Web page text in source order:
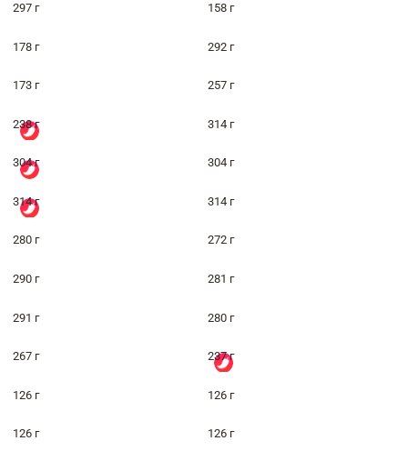
297 г 158 г
178 г 292 г
173 г 257 г
238 г 314 г
304 г 304 г
314 г 314 г
280 г 272 г
290 г 281 г
291 г 280 г
267 г 237 г
126 г 126 г
126 г 126 г